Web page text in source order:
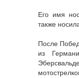
Его имя
также
После
из